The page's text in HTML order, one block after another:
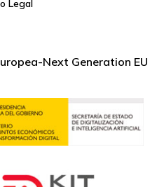
Legal
Next Generation EU